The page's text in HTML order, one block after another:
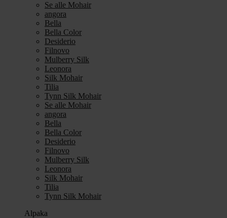
Se alle Mohair
angora
Bella
Bella Color
Desiderio
Filnovo
Mulberry Silk
Leonora
Silk Mohair
Tilia
Tynn Silk Mohair
Se alle Mohair
angora
Bella
Bella Color
Desiderio
Filnovo
Mulberry Silk
Leonora
Silk Mohair
Tilia
Tynn Silk Mohair
Alpaka